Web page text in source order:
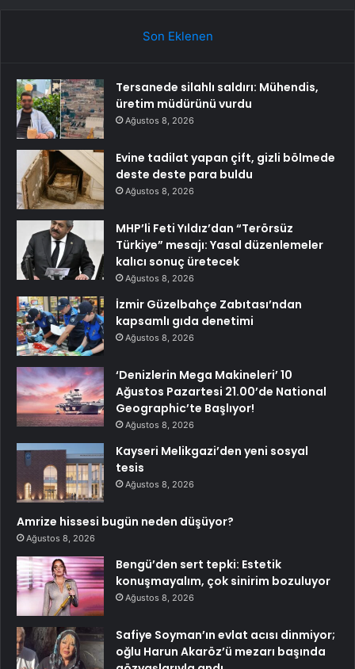
Son Eklenen
Tersanede silahlı saldırı: Mühendis,
üretim müdürünü vurdu
Ağustos 8, 2026
Evine tadilat yapan çift, gizli bölmede
deste deste para buldu
Ağustos 8, 2026
MHP’li Feti Yıldız’dan “Terörsüz
Türkiye” mesajı: Yasal düzenlemeler
kalıcı sonuç üretecek
Ağustos 8, 2026
İzmir Güzelbahçe Zabıtası’ndan
kapsamlı gıda denetimi
Ağustos 8, 2026
‘Denizlerin Mega Makineleri’ 10
Ağustos Pazartesi 21.00’de National
Geographic’te Başlıyor!
Ağustos 8, 2026
Kayseri Melikgazi’den yeni sosyal
tesis
Ağustos 8, 2026
Amrize hissesi bugün neden düşüyor?
Ağustos 8, 2026
Bengü’den sert tepki: Estetik
konuşmayalım, çok sinirim bozuluyor
Ağustos 8, 2026
Safiye Soyman’ın evlat acısı dinmiyor;
oğlu Harun Akaröz’ü mezarı başında